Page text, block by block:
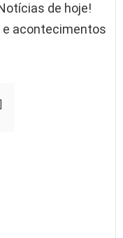
de hoje!
e acontecimentos